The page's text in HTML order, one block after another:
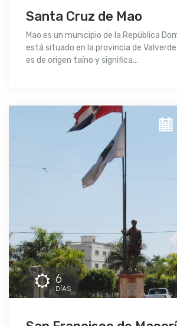
Santa Cruz de Mao
Mao es un municipio de la República
está situado en la provincia de Valverde
es de origen taíno y significa...
6
DÍAS